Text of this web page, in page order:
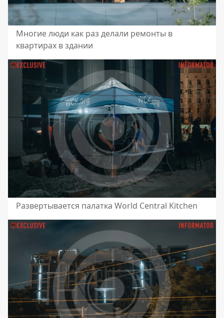
Многие люди как раз делали ремонты в
квартирах в здании
Развертывается палатка World Central Kitchen